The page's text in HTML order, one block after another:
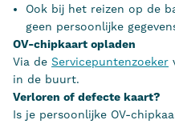
Ook bij het reizen op de
geen persoonlijke
OV-chipkaart opladen
Via de Servicepuntenzoeker
in de buurt.
Verloren of defecte kaart?
Is je persoonlijke OV-